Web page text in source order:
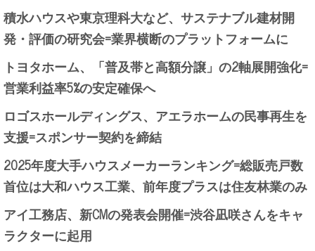
積水ハウスや東京理科大など、サステナブル建材開
発・評価の研究会=業界横断のプラットフォームに
トヨタホーム、「普及帯と高額分譲」の2軸展開強化=
営業利益率5%の安定確保へ
ロゴスホールディングス、アエラホームの民事再生を
支援=スポンサー契約を締結
2025年度大手ハウスメーカーランキング=総販売戸数
首位は大和ハウス工業、前年度プラスは住友林業のみ
アイ工務店、新CMの発表会開催=渋谷凪咲さんをキャ
ラクターに起用